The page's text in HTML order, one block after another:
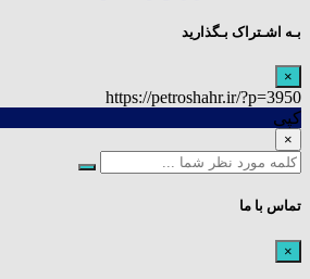
بـه اشـتراک بـگذارید
×
https://petroshahr.ir/?p=3950
کپی
×
تماس با ما
×